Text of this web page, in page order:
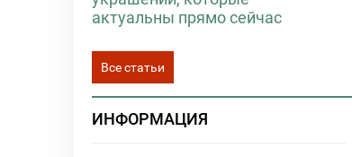
актуальны прямо сейчас
Все статьи
ИНФОРМАЦИЯ